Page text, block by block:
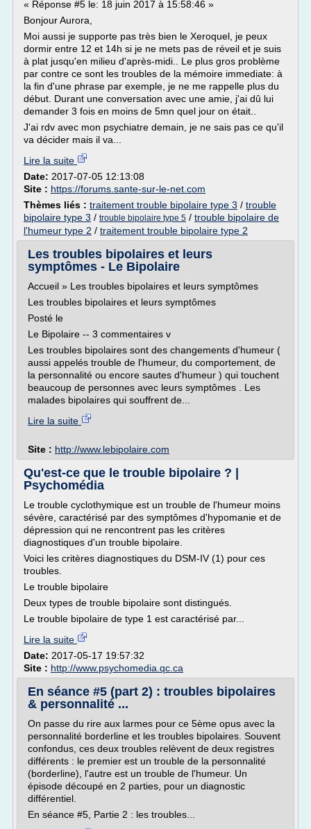
« Réponse #5 le: 18 juin 2017 à 15:58:46 »
Bonjour Aurora,
Moi aussi je supporte pas très bien le Xeroquel, je peux
dormir entre 12 et 14h si je ne mets pas de réveil et je suis
à plat jusqu'en milieu d'après-midi.. Le plus gros problème
par contre ce sont les troubles de la mémoire immediate: à
la fin d'une phrase par exemple, je ne me rappelle plus du
début. Durant une conversation avec une amie, j'ai dû lui
demander 3 fois en moins de 5mn quel jour on était..
J'ai rdv avec mon psychiatre demain, je ne sais pas ce qu'il
va décider mais il va...
Lire la suite
Date: 2017-07-05 12:13:08
Site : https://forums.sante-sur-le-net.com
Thèmes liés : traitement trouble bipolaire type 3 / trouble
bipolaire type 3 / trouble bipolaire type 5 / trouble bipolaire de
l'humeur type 2 / traitement trouble bipolaire type 2
Les troubles bipolaires et leurs
symptômes - Le Bipolaire
Accueil » Les troubles bipolaires et leurs symptômes
Les troubles bipolaires et leurs symptômes
Posté le
Le Bipolaire -- 3 commentaires v
Les troubles bipolaires sont des changements d'humeur (
aussi appelés trouble de l'humeur, du comportement, de
la personnalité ou encore sautes d'humeur ) qui touchent
beaucoup de personnes avec leurs symptômes . Les
malades bipolaires qui souffrent de...
Lire la suite
Site : http://www.lebipolaire.com
Qu'est-ce que le trouble bipolaire ? |
Psychomédia
Le trouble cyclothymique est un trouble de l'humeur moins
sévère, caractérisé par des symptômes d'hypomanie et de
dépression qui ne rencontrent pas les critères
diagnostiques d'un trouble bipolaire.
Voici les critères diagnostiques du DSM-IV (1) pour ces
troubles.
Le trouble bipolaire
Deux types de trouble bipolaire sont distingués.
Le trouble bipolaire de type 1 est caractérisé par...
Lire la suite
Date: 2017-05-17 19:57:32
Site : http://www.psychomedia.qc.ca
En séance #5 (part 2) : troubles bipolaires
& personnalité ...
On passe du rire aux larmes pour ce 5ème opus avec la
personnalité borderline et les troubles bipolaires. Souvent
confondus, ces deux troubles relèvent de deux registres
différents : le premier est un trouble de la personnalité
(borderline), l'autre est un trouble de l'humeur. Un
épisode découpé en 2 parties, pour un diagnostic
différentiel.
En séance #5, Partie 2 : les troubles...